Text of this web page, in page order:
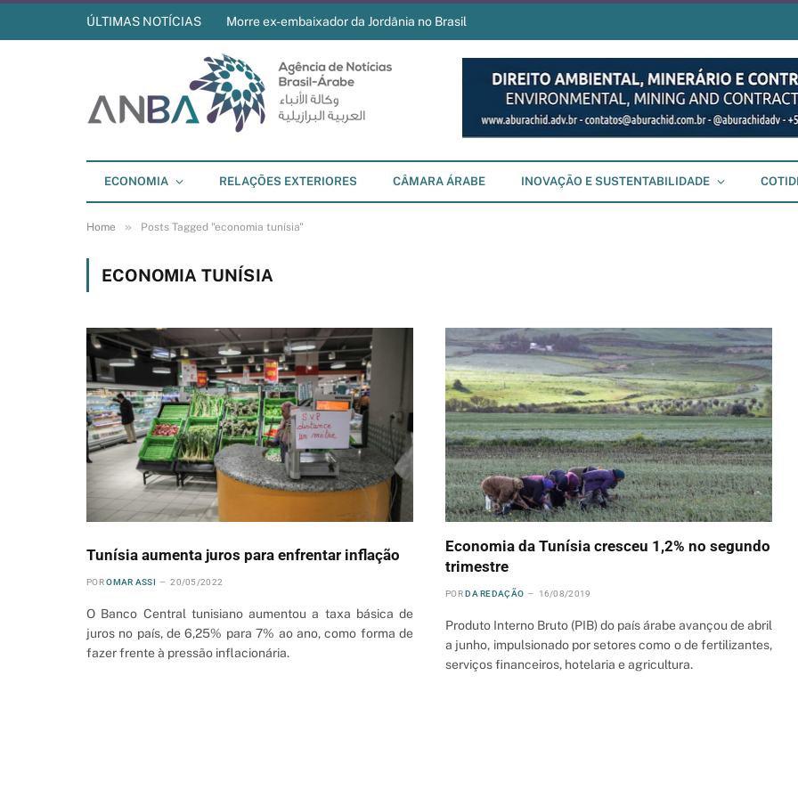
ÚLTIMAS NOTÍCIAS Morre ex-embaixador da Jordânia no Brasil
ECONOMIA RELAÇÕES EXTERIORES CÂMARA ÁRABE INOVAÇÃO E SUSTENTABILIDADE
Home » Posts Tagged "economia tunísia"
ECONOMIA TUNÍSIA
Tunísia aumenta juros para enfrentar inflação
POR OMAR ASSI 20/05/2022
O Banco Central tunisiano aumentou a taxa básica de
juros no país, de 6,25% para 7% ao ano, como forma de
fazer frente à pressão inflacionária.
Economia da Tunísia cresceu 1,2% no segundo
trimestre
POR DA REDAÇÃO 16/08/2019
Produto Interno Bruto (PIB) do país árabe avançou de abril
a junho, impulsionado por setores como o de fertilizantes,
serviços financeiros, hotelaria e agricultura.